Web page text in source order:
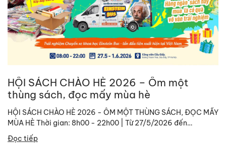
HỘI SÁCH CHÀO HÈ 2026 – Ôm một
thùng sách, đọc mấy mùa hè
HỘI SÁCH CHÀO HÈ 2026 - ÔM MỘT THÙNG SÁCH, ĐỌC MẤY
MÙA HÈ Thời gian: 8h00 - 22h00 | Từ 27/5/2026 đến
01/06/2026. Địa chỉ: Công viên...
Đọc tiếp